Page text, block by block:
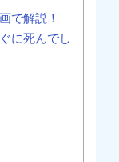
で解説！
に死んでし